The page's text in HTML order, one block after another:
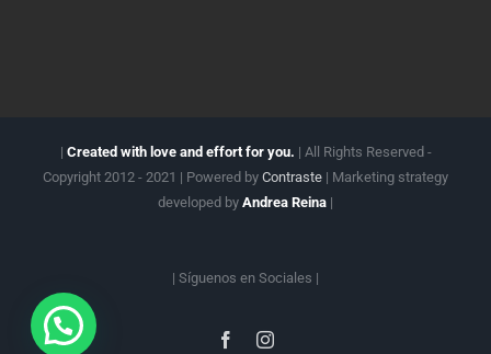
| Created with love and effort for you. | All Rights Reserved -
Copyright 2012 - 2021 | Powered by Contraste | Marketing strategy
developed by Andrea Reina |
| Síguenos en Sociales |
FacebookInstagram